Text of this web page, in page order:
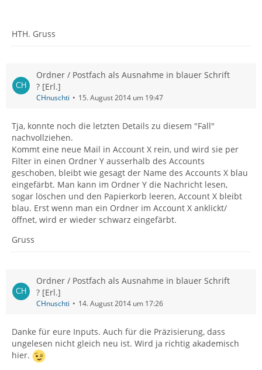
HTH. Gruss
Ordner / Postfach als Ausnahme in blauer Schrift
? [Erl.]
CHnuschti 15. August 2014 um 19:47
Tja, konnte noch die letzten Details zu diesem "Fall"
nachvollziehen.
Kommt eine neue Mail in Account X rein, und wird sie per
Filter in einen Ordner Y ausserhalb des Accounts
geschoben, bleibt wie gesagt der Name des Accounts X blau
eingefärbt. Man kann im Ordner Y die Nachricht lesen,
sogar löschen und den Papierkorb leeren, Account X bleibt
blau. Erst wenn man ein Ordner im Account X anklickt/
öffnet, wird er wieder schwarz eingefärbt.
Gruss
Ordner / Postfach als Ausnahme in blauer Schrift
? [Erl.]
CHnuschti 14. August 2014 um 17:26
Danke für eure Inputs. Auch für die Präzisierung, dass
ungelesen nicht gleich neu ist. Wird ja richtig akademisch
hier.